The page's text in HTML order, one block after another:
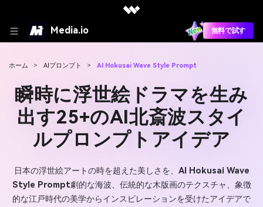
Media.io 無料で試す
ホーム > AIプロンプト > AI Hokusai Wave Style Prompt
瞬時に浮世絵ドラマを生み
出す25+のAI北斎波スタイ
ルプロンプトアイデア
日本の浮世絵アートの時を超えた美しさを、 AI Hokusai Wave
Style Prompt劇的な海波、伝統的な木版画のテクスチャ、象徴
的な江戸時代の美学からインスピレーションを受けたアイデアで